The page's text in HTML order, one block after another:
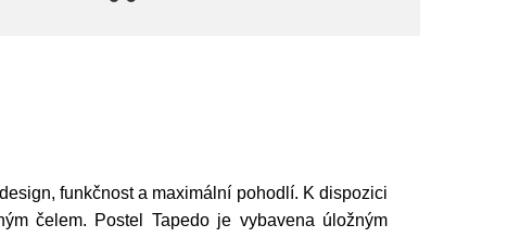
funkčnost a maximální pohodlí. K dispozici
čelem. Postel Tapedo je vybavena úložným